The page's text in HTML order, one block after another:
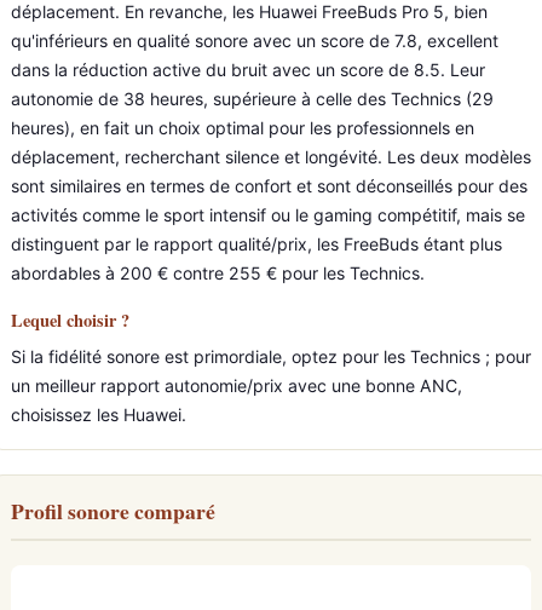
déplacement. En revanche, les Huawei FreeBuds Pro 5, bien
qu'inférieurs en qualité sonore avec un score de 7.8, excellent
dans la réduction active du bruit avec un score de 8.5. Leur
autonomie de 38 heures, supérieure à celle des Technics (29
heures), en fait un choix optimal pour les professionnels en
déplacement, recherchant silence et longévité. Les deux modèles
sont similaires en termes de confort et sont déconseillés pour des
activités comme le sport intensif ou le gaming compétitif, mais se
distinguent par le rapport qualité/prix, les FreeBuds étant plus
abordables à 200 € contre 255 € pour les Technics.
Lequel choisir ?
Si la fidélité sonore est primordiale, optez pour les Technics ; pour
un meilleur rapport autonomie/prix avec une bonne ANC,
choisissez les Huawei.
Profil sonore comparé